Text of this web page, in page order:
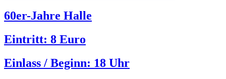
60er-Jahre Halle
Eintritt: 8 Euro
Einlass / Beginn: 18 Uhr